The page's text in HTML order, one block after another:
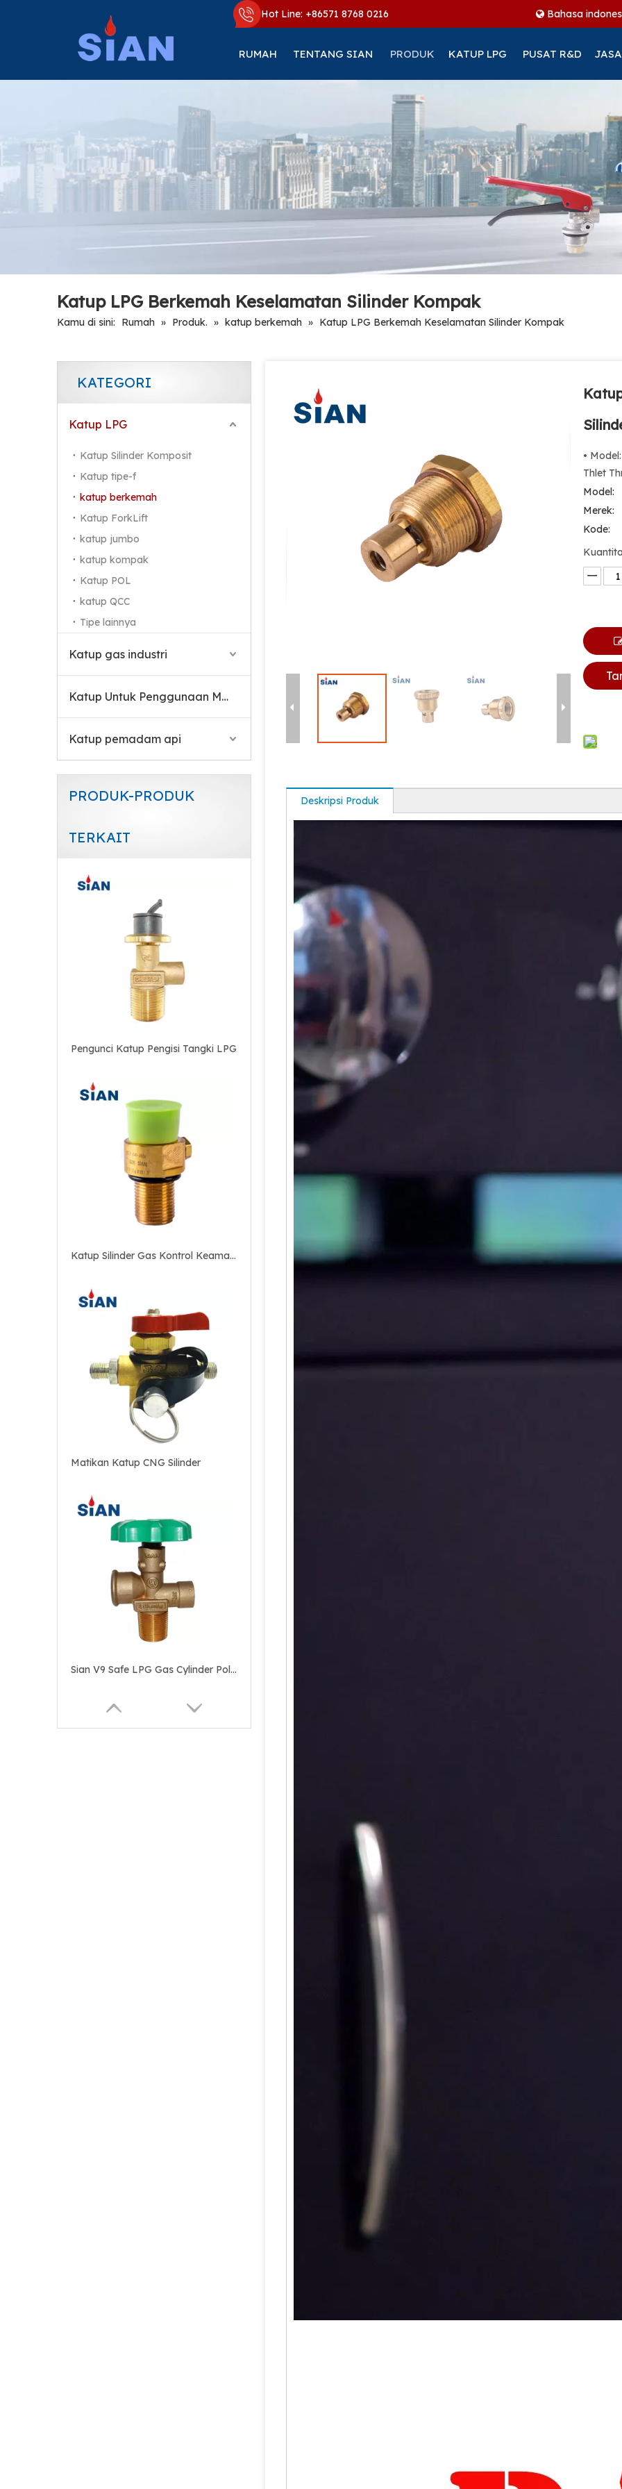
Hot Line: +86571 8768 0216 Bahasa
RUMAH TENTANG SIAN PRODUK KATUP LPG PUSAT R&D JASA
Katup LPG Berkemah Keselamatan Silinder Kompak
Kamu di sini: Rumah » Produk. » katup berkemah » Katup LPG Berkemah Keselamatan Silinder Kompak
KATEGORI
Katup LPG
Katup Silinder Komposit
Katup tipe-f
katup berkemah
Katup ForkLift
katup jumbo
katup kompak
Katup POL
katup QCC
Tipe lainnya
Katup gas industri
Katup Untuk Penggunaan Medis
Katup pemadam api
PRODUK-PRODUK
TERKAIT
Pengunci Katup Pengisi Tangki LPG
Katup Silinder Gas Kontrol Keamanan Co2
Matikan Katup CNG Silinder
Sian V9 Safe LPG Gas Cylinder Pol Valves dengan Sertifikasi UL untuk Australia
•
Thlet
Model:
Merek:
Kode:
Deskripsi Produk